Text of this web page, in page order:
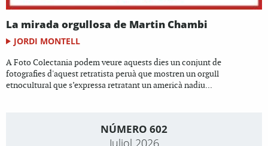
La mirada orgullosa de Martin Chambi
JORDI MONTELL
A Foto Colectania podem veure aquests dies un conjunt de
fotografies d'aquest retratista peruà que mostren un orgull
etnocultural que s’expressa retratant un americà nadiu...
NÚMERO 602